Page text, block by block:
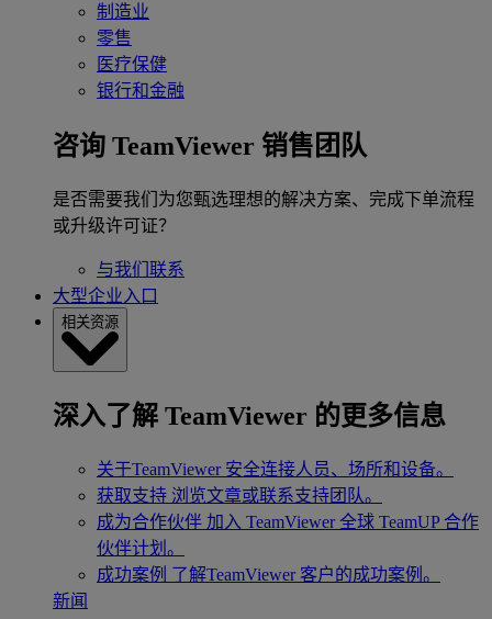
制造业
零售
医疗保健
银行和金融
咨询 TeamViewer 销售团队
是否需要我们为您甄选理想的解决方案、完成下单流程
或升级许可证？
与我们联系
大型企业入口
相关资源
深入了解 TeamViewer 的更多信息
关于TeamViewer 安全连接人员、场所和设备。
获取支持 浏览文章或联系支持团队。
成为合作伙伴 加入 TeamViewer 全球 TeamUP 合作
伙伴计划。
成功案例 了解TeamViewer 客户的成功案例。
新闻